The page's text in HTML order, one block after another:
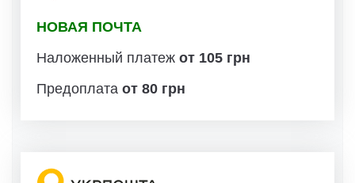
НОВАЯ ПОЧТА
Наложенный платеж от 105 грн
Предоплата от 80 грн